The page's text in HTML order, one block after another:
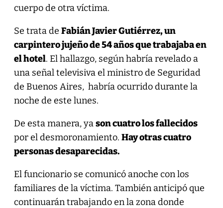
cuerpo de otra víctima.
Se trata de Fabián Javier Gutiérrez, un
carpintero jujeño de 54 años que trabajaba en
el hotel. El hallazgo, según habría revelado a
una señal televisiva el ministro de Seguridad
de Buenos Aires, habría ocurrido durante la
noche de este lunes.
De esta manera, yason cuatro los fallecidos
por el desmoronamiento. Hay otras cuatro
personas desaparecidas.
El funcionario se comunicó anoche con los
familiares de la víctima. También anticipó que
continuarán trabajando en la zona donde